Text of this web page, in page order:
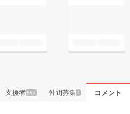
支援者99+ 仲間募集 1 コメント